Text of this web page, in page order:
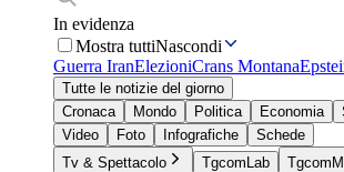
In evidenza
Mostra tuttiNascondi
Guerra IranElezioniCrans Montana
Tutte le notizie del giorno
Cronaca
Mondo Politica Economia
Video
Foto Infografiche
Schede
Tv & Spettacolo
TgcomLab